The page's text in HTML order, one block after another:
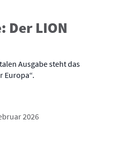
Der LION
Ausgabe steht das
Europa“.
2026